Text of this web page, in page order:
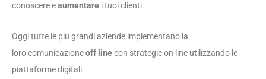
conoscere eaumentare i tuoi clienti.
Oggi tutte le più grandi aziende implementano la
loro comunicazioneoff linecon strategie on line utilizzando le
piattaforme digitali.